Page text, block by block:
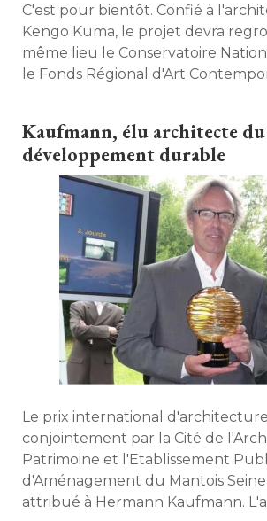
C'est pour bientôt. Confié à
Kengo Kuma, le projet devra
même lieu le Conservatoire
le Fonds Régional d'Art
de la ville.
Kaufmann, élu architecte du
développement durable
Le prix international
conjointement par la Cité de
Patrimoine et l'Etablissement
d'Aménagement du Mantois
attribué à Hermann Kaufmann.